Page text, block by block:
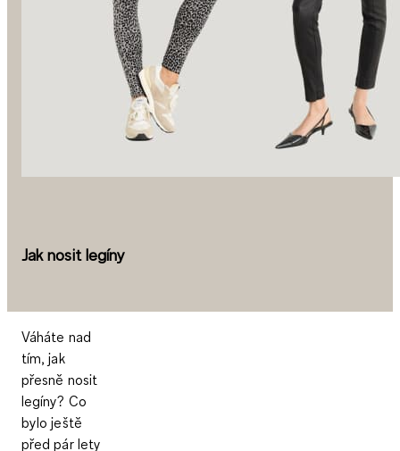
Jak nosit legíny
Váháte nad
tím, jak
přesně nosit
legíny? Co
bylo ještě
před pár lety